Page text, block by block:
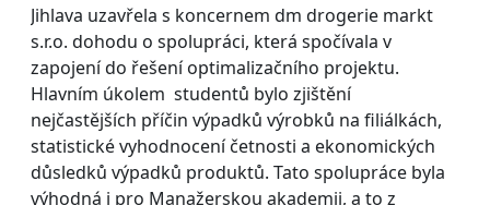
Jihlava uzavřela s koncernem dm drogerie markt
s.r.o. dohodu o spolupráci, která spočívala v
zapojení do řešení optimalizačního projektu.
Hlavním úkolem studentů bylo zjištění
nejčastějších příčin výpadků výrobků na filiálkách,
statistické vyhodnocení četnosti a ekonomických
důsledků výpadků produktů. Tato spolupráce byla
výhodná i pro Manažerskou akademii, a to z